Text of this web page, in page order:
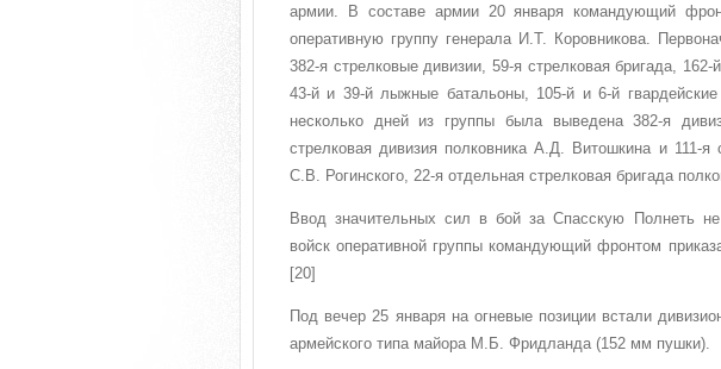
армии. В составе армии 20 января командующий
оперативную группу генерала И.Т. Коровникова.
382-я стрелковые дивизии, 59-я стрелковая бригада,
43-й и 39-й лыжные батальоны, 105-й и 6-й
несколько дней из группы была выведена 382-я
стрелковая дивизия полковника А.Д. Витошкина и 111-я
С.В. Рогинского, 22-я отдельная стрелковая бригада
Ввод значительных сил в бой за Спасскую Полнеть
войск оперативной группы командующий фронтом
[20]
Под вечер 25 января на огневые позиции встали
армейского типа майора М.Б. Фридланда (152 мм пушки).